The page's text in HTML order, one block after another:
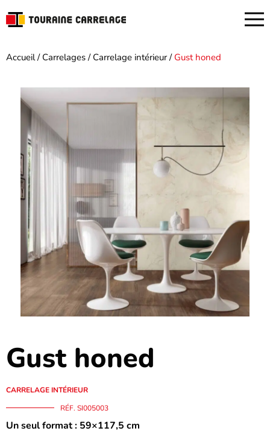
Accueil/ Carrelages / Carrelage intérieur/ Gust honed
Gust honed
CARRELAGE INTÉRIEUR
RÉF. SI005003
Un seul format : 59×117,5 cm